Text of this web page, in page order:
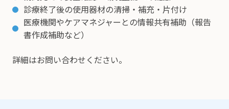
診療終了後の使用器材の清掃・補充・片付け
医療機関やケアマネジャーとの情報共有補助（報告
書作成補助など）
詳細はお問い合わせください。